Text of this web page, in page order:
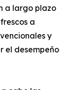
a largo plazo
a
y
el desempeño